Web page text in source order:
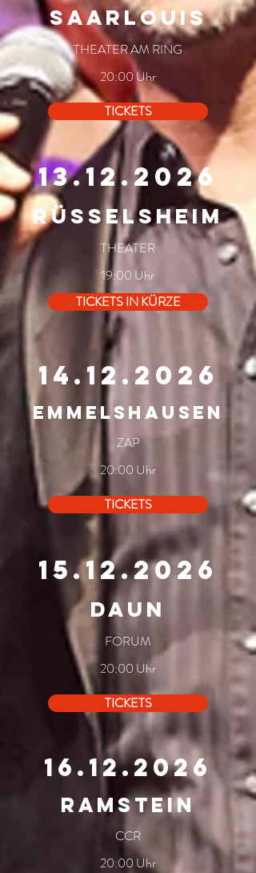
SAARLOUIS
THEATER AM RING
20:00 Uhr
TICKETS
13.12.2026
rÜSSELSHEIM
THEATER
19:00 Uhr
TICKETS IN KÜRZE
14.12.2026
EMMELSHAUSEN
ZAP
20:00 Uhr
TICKETS
15.12.2026
DAUN
FORUM
20:00 Uhr
TICKETS
16.12.2026
ramstein
CCR
20:00 Uhr